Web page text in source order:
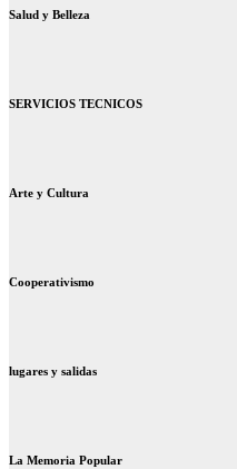
Salud y Belleza
SERVICIOS TECNICOS
Arte y Cultura
Cooperativismo
lugares y salidas
La Memoria Popular